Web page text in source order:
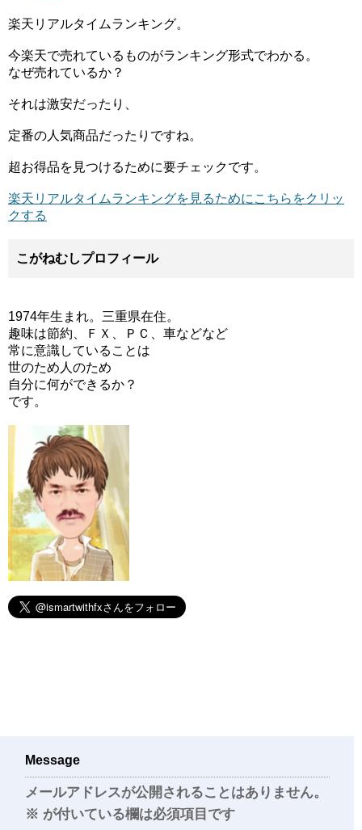
楽天リアルタイムランキング。
今楽天で売れているものがランキング形式でわかる。
なぜ売れているか？
それは激安だったり、
定番の人気商品だったりですね。
超お得品を見つけるために要チェックです。
楽天リアルタイムランキングを見るためにこちらをクリッ
クする
こがねむしプロフィール
1974年生まれ。三重県在住。
趣味は節約、ＦＸ、ＰＣ、車などなど
常に意識していることは
世のため人のため
自分に何ができるか？
です。
Message
メールアドレスが公開されることはありません。
※ が付いている欄は必須項目です